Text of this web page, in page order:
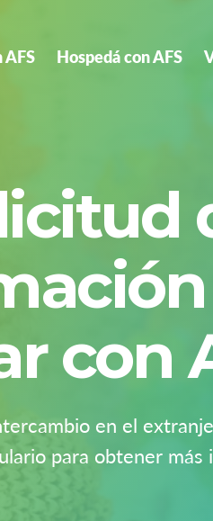
AFS Hospedá con AFS
con
en el
para obtener más